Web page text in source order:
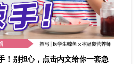
！别担心，点击内文给你一套急